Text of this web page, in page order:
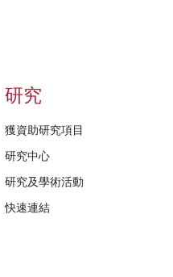
研究
獲資助研究項目
研究中心
研究及學術活動
快速連結